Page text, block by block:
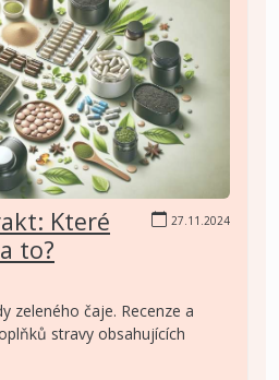
27.11.2024
Které
to?
zeleného čaje. Recenze a
stravy obsahujících